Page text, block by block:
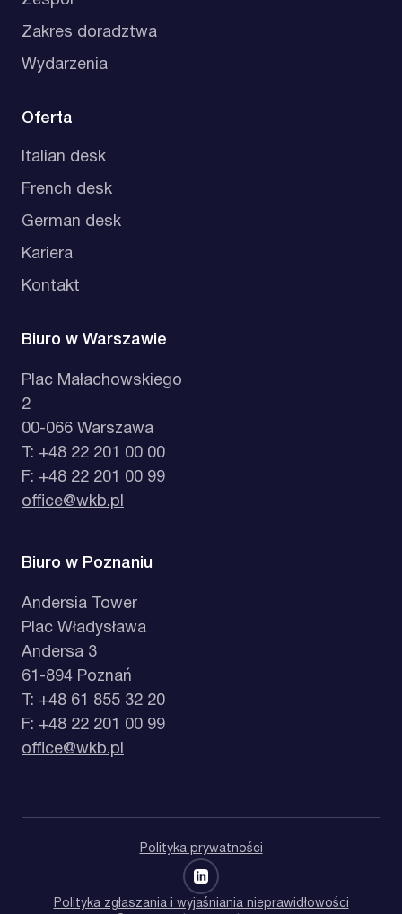
Zakres doradztwa
Wydarzenia
Oferta
Italian desk
French desk
German desk
Kariera
Kontakt
Biuro w Warszawie
Plac Małachowskiego
2
00-066 Warszawa
T: +48 22 201 00 00
F: +48 22 201 00 99
office@wkb.pl
Biuro w Poznaniu
Andersia Tower
Plac Władysława
Andersa 3
61-894 Poznań
T: +48 61 855 32 20
F: +48 22 201 00 99
office@wkb.pl
Polityka zgłaszania i wyjaśniania nieprawidłowości
Polityka prywatności